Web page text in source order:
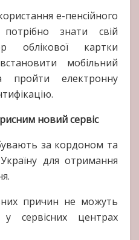
е-пенсійного
знати свій
облікової картки
мобільний
пройти електронну
новий сервіс
за кордоном та
для отримання
причин не можуть
сервісних центрах